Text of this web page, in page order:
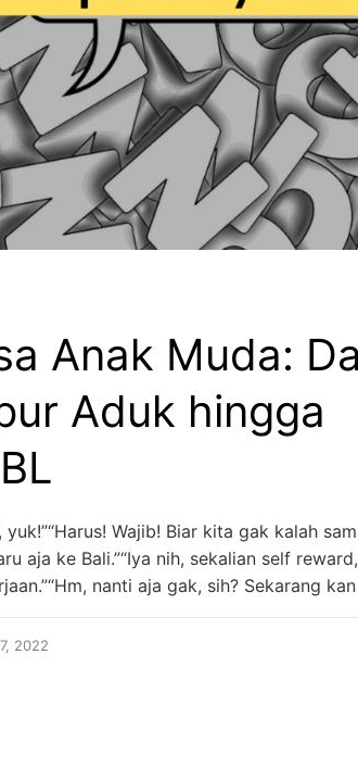
Anak Muda:
Aduk hingga
Wajib! Biar kita gak kalah
aja ke Bali.”“Iya nih, sekalian self
nanti aja gak, sih? Sekarang
2022